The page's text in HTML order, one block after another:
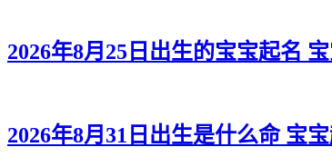
2026年8月25日出生的宝宝起名
2026年8月31日出生是什么命 宝